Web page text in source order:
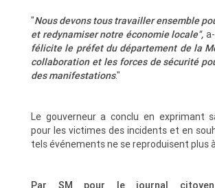
"Nous devons tous travailler ensemble
et redynamiser notre économie locale",
félicite le préfet du département de la
collaboration et les forces de sécurité
des manifestations."
Le gouverneur a conclu en exprimant
pour les victimes des incidents et en
tels événements ne se reproduisent plus
Par SM pour le journal citoyen